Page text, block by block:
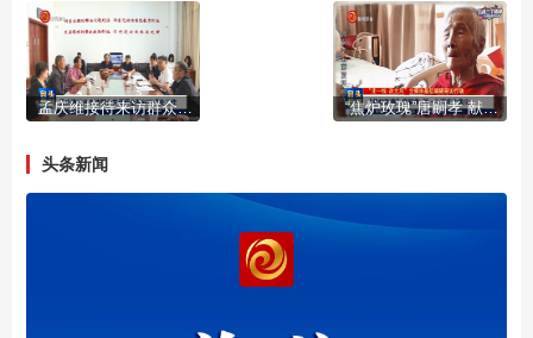
孟庆维接待来访群众并调研金融纠纷调处工作 “焦炉玫瑰”唐嗣孝 献一生芳华为焦化
头条新闻